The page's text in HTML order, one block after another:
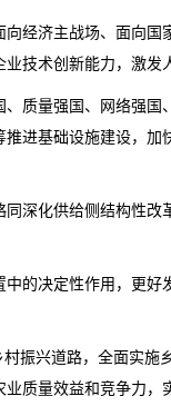
经济主战场、面向
技术创新能力，激发
质量强国、网络强
进基础设施建设，
深化供给侧结构性改
的决定性作用，更
振兴道路，全面实施
质量效益和竞争力，